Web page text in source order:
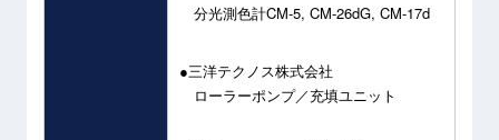
分光測色計CM-5, CM-26dG, CM-17d
●三洋テクノス株式会社
ローラーポンプ／充填ユニット